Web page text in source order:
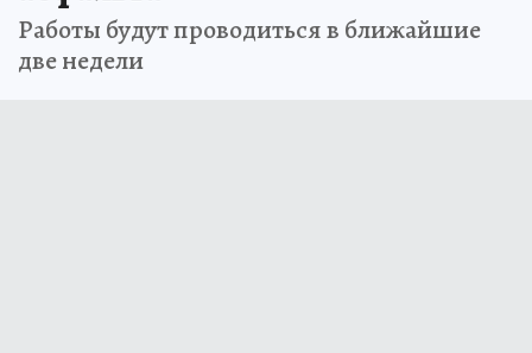
Работы будут проводиться в ближайшие
две недели